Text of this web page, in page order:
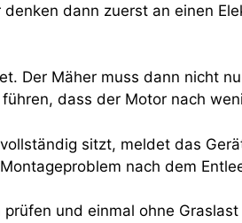
dann zuerst an einen
Der Mäher muss dann nicht
dass der Motor nach
sitzt, meldet das
nach dem
und einmal ohne